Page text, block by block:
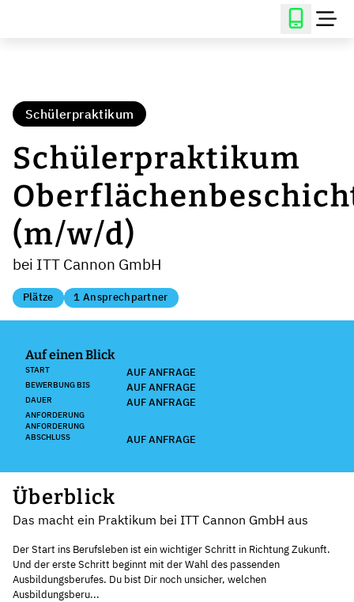
Schülerpraktikum
Schülerpraktikum
(m/w/d)
bei ITT Cannon GmbH
Plätze 1 Ansprechpartner
Auf einen Blick
START AUF ANFRAGE
BEWERBUNG BIS AUF ANFRAGE
DAUER AUF ANFRAGE
ANFORDERUNG
ANFORDERUNG
ABSCHLUSS
AUF ANFRAGE
Überblick
Das macht ein Praktikum bei ITT Cannon GmbH aus
Der Start ins Berufsleben ist ein wichtiger Schritt in Richtung Zukunft.
Und der erste Schritt beginnt mit der Wahl des passenden
Ausbildungsberufes. Du bist Dir noch unsicher, welchen
Ausbildungsberu...